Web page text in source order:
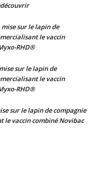
mise sur le lapin de
le vaccin
RHD®
sur le lapin de
le vaccin
RHD®
sur le lapin de compagnie
le vaccin combiné Novibac